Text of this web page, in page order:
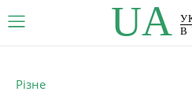
UA
В
Різне